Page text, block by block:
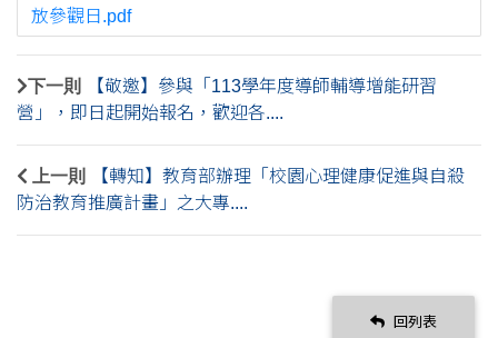
放參觀日.pdf
下一則
【敬邀】參與「113學年度導師輔導增能研習
營」，即日起開始報名，歡迎各....
上一則
【轉知】教育部辦理「校園心理健康促進與自殺
防治教育推廣計畫」之大專....
回列表